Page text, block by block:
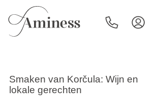
Smaken van Korčula: Wijn en
lokale gerechten